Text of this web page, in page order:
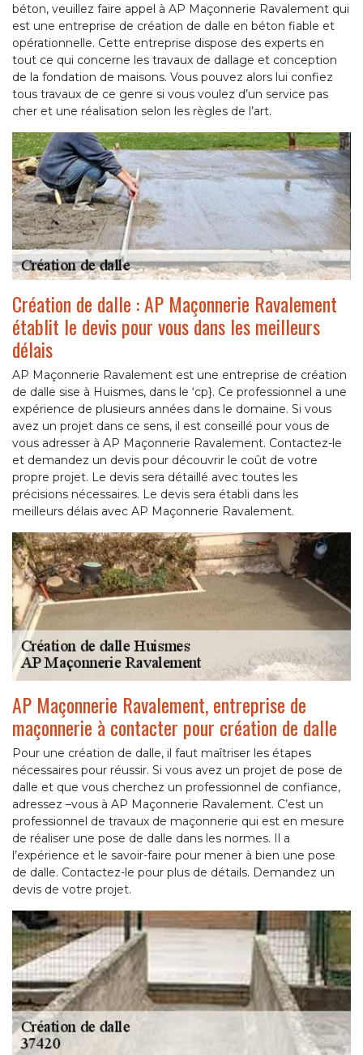
béton, veuillez faire appel à AP Maçonnerie Ravalement qui
est une entreprise de création de dalle en béton fiable et
opérationnelle. Cette entreprise dispose des experts en
tout ce qui concerne les travaux de dallage et conception
de la fondation de maisons. Vous pouvez alors lui confiez
tous travaux de ce genre si vous voulez d’un service pas
cher et une réalisation selon les règles de l’art.
Création de dalle : AP Maçonnerie Ravalement
établit le devis pour vous dans les meilleurs
délais
AP Maçonnerie Ravalement est une entreprise de création
de dalle sise à Huismes, dans le ‘cp}. Ce professionnel a une
expérience de plusieurs années dans le domaine. Si vous
avez un projet dans ce sens, il est conseillé pour vous de
vous adresser à AP Maçonnerie Ravalement. Contactez-le
et demandez un devis pour découvrir le coût de votre
propre projet. Le devis sera détaillé avec toutes les
précisions nécessaires. Le devis sera établi dans les
meilleurs délais avec AP Maçonnerie Ravalement.
AP Maçonnerie Ravalement, entreprise de
maçonnerie à contacter pour création de dalle
Pour une création de dalle, il faut maîtriser les étapes
nécessaires pour réussir. Si vous avez un projet de pose de
dalle et que vous cherchez un professionnel de confiance,
adressez –vous à AP Maçonnerie Ravalement. C’est un
professionnel de travaux de maçonnerie qui est en mesure
de réaliser une pose de dalle dans les normes. Il a
l’expérience et le savoir-faire pour mener à bien une pose
de dalle. Contactez-le pour plus de détails. Demandez un
devis de votre projet.